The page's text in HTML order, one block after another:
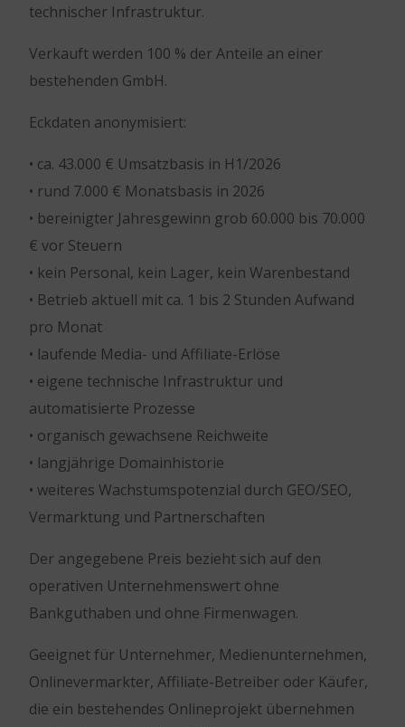
technischer Infrastruktur.
Verkauft werden 100 % der Anteile an einer
bestehenden GmbH.
Eckdaten anonymisiert:
• ca. 43.000 € Umsatzbasis in H1/2026
• rund 7.000 € Monatsbasis in 2026
• bereinigter Jahresgewinn grob 60.000 bis 70.000
€ vor Steuern
• kein Personal, kein Lager, kein Warenbestand
• Betrieb aktuell mit ca. 1 bis 2 Stunden Aufwand
pro Monat
• laufende Media- und Affiliate-Erlöse
• eigene technische Infrastruktur und
automatisierte Prozesse
• organisch gewachsene Reichweite
• langjährige Domainhistorie
• weiteres Wachstumspotenzial durch GEO/SEO,
Vermarktung und Partnerschaften
Der angegebene Preis bezieht sich auf den
operativen Unternehmenswert ohne
Bankguthaben und ohne Firmenwagen.
Geeignet für Unternehmer, Medienunternehmen,
Onlinevermarkter, Affiliate-Betreiber oder Käufer,
die ein bestehendes Onlineprojekt übernehmen